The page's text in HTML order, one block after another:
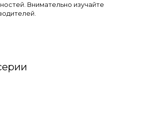
Внимательно изучайте